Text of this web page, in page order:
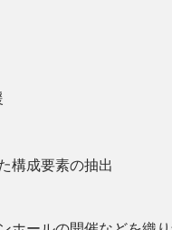
構成要素の抽出